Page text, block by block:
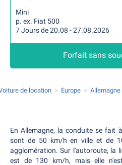
Mini
p. ex. Fiat 500
7 Jours de 20.08 - 27.08.2026
Forfait sans
de location Europe Allemagne
En Allemagne, la conduite se fait
sont de 50 km/h en ville et de
agglomération. Sur l'autoroute, la
est de 130 km/h, mais elle